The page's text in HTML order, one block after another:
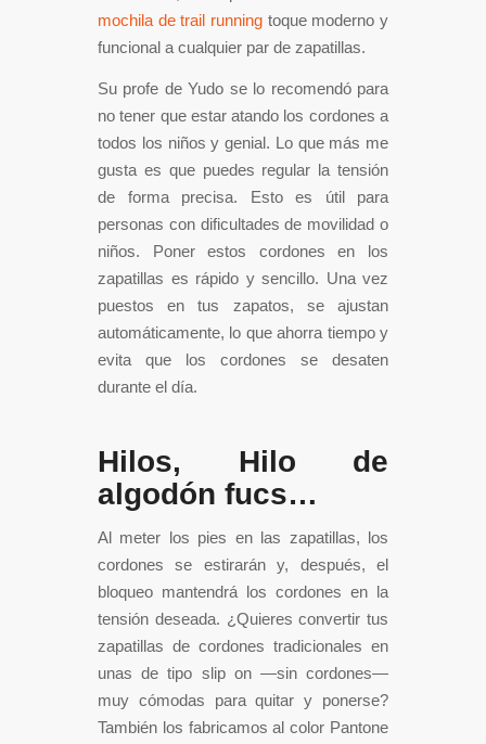
mochila de trail running toque moderno y
funcional a cualquier par de zapatillas.
Su profe de Yudo se lo recomendó para
no tener que estar atando los cordones a
todos los niños y genial. Lo que más me
gusta es que puedes regular la tensión
de forma precisa. Esto es útil para
personas con dificultades de movilidad o
niños. Poner estos cordones en los
zapatillas es rápido y sencillo. Una vez
puestos en tus zapatos, se ajustan
automáticamente, lo que ahorra tiempo y
evita que los cordones se desaten
durante el día.
Hilos, Hilo de
algodón fucs…
Al meter los pies en las zapatillas, los
cordones se estirarán y, después, el
bloqueo mantendrá los cordones en la
tensión deseada. ¿Quieres convertir tus
zapatillas de cordones tradicionales en
unas de tipo slip on —sin cordones—
muy cómodas para quitar y ponerse?
También los fabricamos al color Pantone